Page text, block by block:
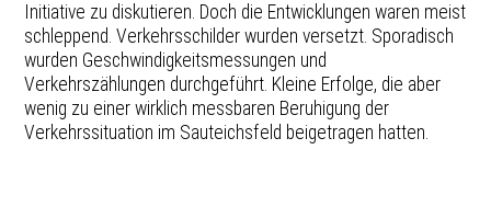
Initiative zu diskutieren. Doch die Entwicklungen waren meist
schleppend. Verkehrsschilder wurden versetzt. Sporadisch
wurden Geschwindigkeitsmessungen und
Verkehrszählungen durchgeführt. Kleine Erfolge, die aber
wenig zu einer wirklich messbaren Beruhigung der
Verkehrssituation im Sauteichsfeld beigetragen hatten.